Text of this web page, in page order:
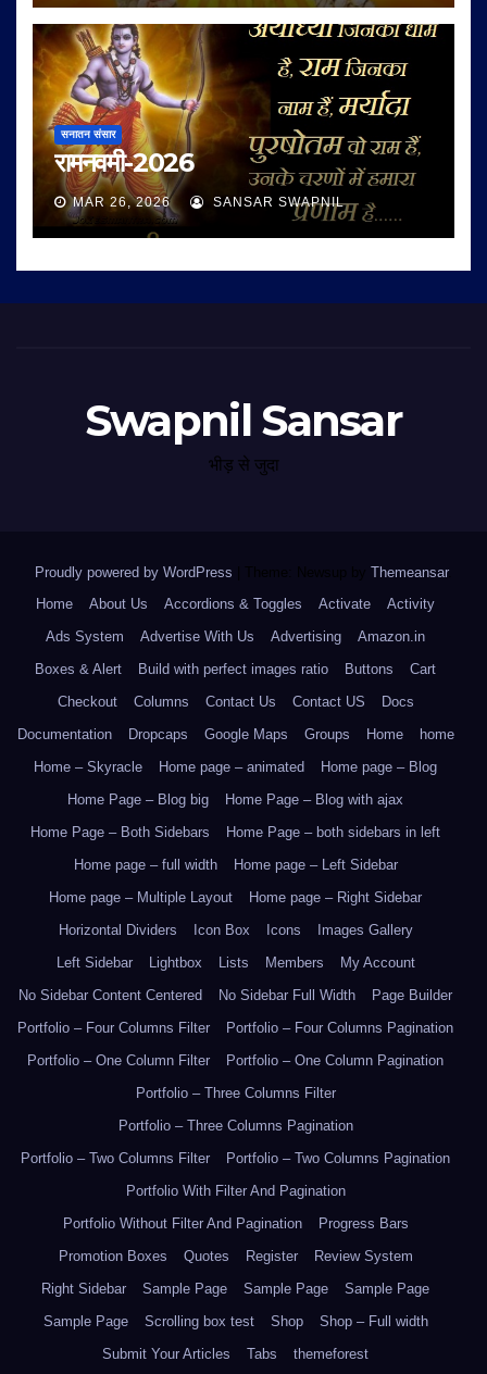
सनातन संसार
रामनवमी-2026
MAR 26, 2026 SANSAR SWAPNIL
Swapnil Sansar
भीड़ से जुदा
Proudly powered by WordPress Theme: Newsup by Themeansar.
Home
About Us Accordions & Toggles Activate
Activity
Ads System
Advertise With Us Advertising
Amazon.in
Boxes & Alert
Build with perfect images ratio Buttons
Cart
Checkout
Columns Contact Us Contact US
Docs
Documentation
Dropcaps Google Maps Groups Home
home
Home – Skyracle
Home page – animated
Home page – Blog
Home Page – Blog big
Home Page – Blog with ajax
Home Page – Both Sidebars
Home Page – both sidebars in left
Home page – full width
Home page – Left Sidebar
Home page – Multiple Layout
Home page – Right Sidebar
Horizontal Dividers
Icon Box Icons
Images Gallery
Left Sidebar
Lightbox Lists Members
My Account
No Sidebar Content Centered
No Sidebar Full Width
Page Builder
Portfolio – Four Columns Filter
Portfolio – Four Columns Pagination
Portfolio – One Column Filter
Portfolio – One Column Pagination
Portfolio – Three Columns Filter
Portfolio – Three Columns Pagination
Portfolio – Two Columns Filter
Portfolio – Two Columns Pagination
Portfolio With Filter And Pagination
Portfolio Without Filter And Pagination
Progress Bars
Promotion Boxes
Quotes Register
Review System
Right Sidebar
Sample Page Sample Page
Sample Page
Sample Page
Scrolling box test Shop
Shop – Full width
Submit Your Articles
Tabs themeforest